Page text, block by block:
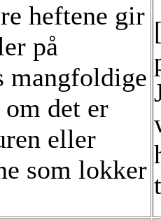
heftene gir
på
mangfoldige
det er
eller
som lokker